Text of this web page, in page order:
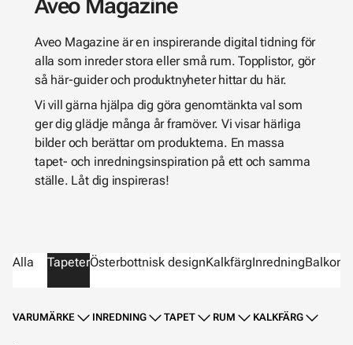
Aveo Magazine
Aveo Magazine är en inspirerande digital tidning för
alla som inreder stora eller små rum. Topplistor, gör
så här-guider och produktnyheter hittar du här.
Vi vill gärna hjälpa dig göra genomtänkta val som
ger dig glädje många år framöver. Vi visar härliga
bilder och berättar om produkterna. En massa
tapet- och inredningsinspiration på ett och samma
ställe. Låt dig inspireras!
Alla TapeterÖsterbottnisk designKalkfärgInredning
VARUMÄRKE INREDNING TAPET RUM KALKFÄRG